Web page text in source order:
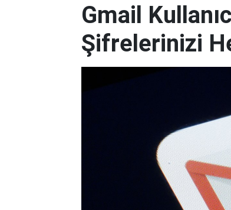
Gmail
Şifrelerinizi